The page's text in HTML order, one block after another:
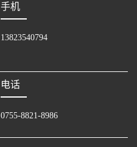
手机
13823540794
电话
0755-8821-8986